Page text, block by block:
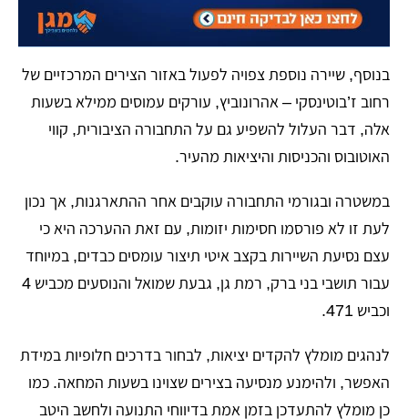
בנוסף, שיירה נוספת צפויה לפעול באזור הצירים המרכזיים של
רחוב ז’בוטינסקי – אהרונוביץ, עורקים עמוסים ממילא בשעות
אלה, דבר העלול להשפיע גם על התחבורה הציבורית, קווי
האוטובוס והכניסות והיציאות מהעיר.
במשטרה ובגורמי התחבורה עוקבים אחר ההתארגנות, אך נכון
לעת זו לא פורסמו חסימות יזומות, עם זאת ההערכה היא כי
עצם נסיעת השיירות בקצב איטי תיצור עומסים כבדים, במיוחד
עבור תושבי בני ברק, רמת גן, גבעת שמואל והנוסעים מכביש 4
וכביש 471.
לנהגים מומלץ להקדים יציאות, לבחור בדרכים חלופיות במידת
האפשר, ולהימנע מנסיעה בצירים שצוינו בשעות המחאה. כמו
כן מומלץ להתעדכן בזמן אמת בדיווחי התנועה ולחשב היטב